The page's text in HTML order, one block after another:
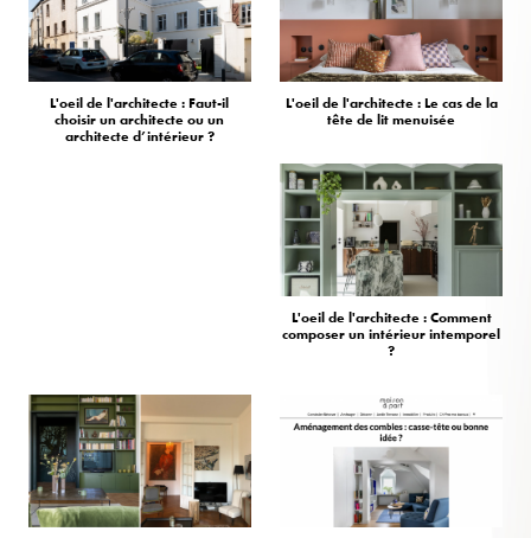
L'oeil de l'architecte : Faut-il
choisir un architecte ou un
architecte d’intérieur ?
L'oeil de l'architecte : Le cas de la
tête de lit menuisée
L'oeil de l'architecte : Comment
composer un intérieur intemporel
?